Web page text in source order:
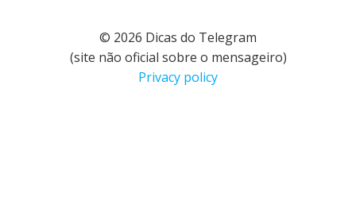
© 2026 Dicas do Telegram
(site não oficial sobre o mensageiro)
Privacy policy